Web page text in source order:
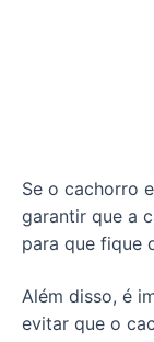
Se o cachorro
garantir que a
para que fique
Além disso, é
evitar que o